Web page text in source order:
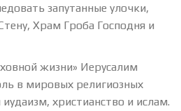
запутанные улочки,
Храм Гроба Господня и
жизни» Иерусалим
в мировых религиозных
христианство и ислам.